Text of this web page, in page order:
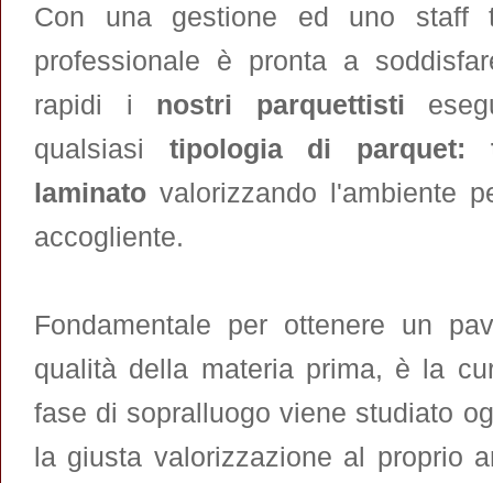
Con una gestione ed uno staff
professionale è pronta a
rapidi i nostri parquettisti
qualsiasi tipologia di parquet:
laminato valorizzando l'ambiente
accogliente.
Fondamentale per ottenere un
qualità della materia prima, è la
fase di sopralluogo viene studiato
la giusta valorizzazione al proprio